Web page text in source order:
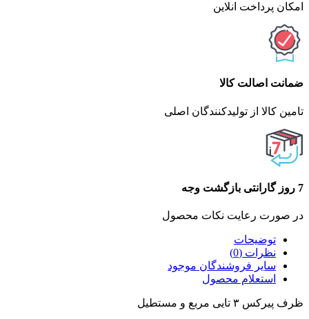
امکان پرداخت انلاین
ضمانت اصالت کالا
تامین کالا از تولیدکنندگان اصلی
7 روز گارانتی بازگشت وجه
در صورت رعایت نکات محصول
توضیحات
نظرات (0)
سایر فروشندگان موجود
استعلام محصول
ظرف پیرکس ۳ تایی مربع و مستطیل